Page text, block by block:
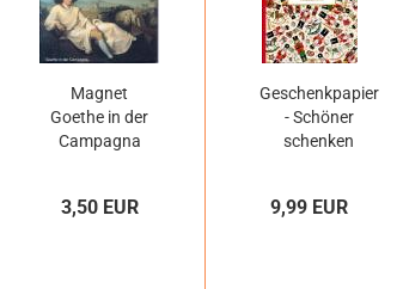
Magnet
Goethe in der
Campagna
3,50 EUR
Geschenkpapier
- Schöner
schenken
9,99 EUR